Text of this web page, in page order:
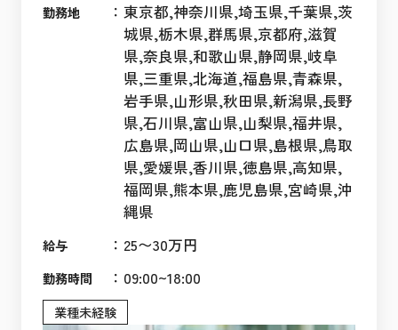
勤務地 ： 東京都,神奈川県,埼玉県,千葉県,茨
城県,栃木県,群馬県,京都府,滋賀
県,奈良県,和歌山県,静岡県,岐阜
県,三重県,北海道,福島県,青森県,
岩手県,山形県,秋田県,新潟県,長野
県,石川県,富山県,山梨県,福井県,
広島県,岡山県,山口県,島根県,鳥取
県,愛媛県,香川県,徳島県,高知県,
福岡県,熊本県,鹿児島県,宮崎県,沖
縄県
給与 ： 25〜30万円
勤務時間 ： 09:00~18:00
業種未経験